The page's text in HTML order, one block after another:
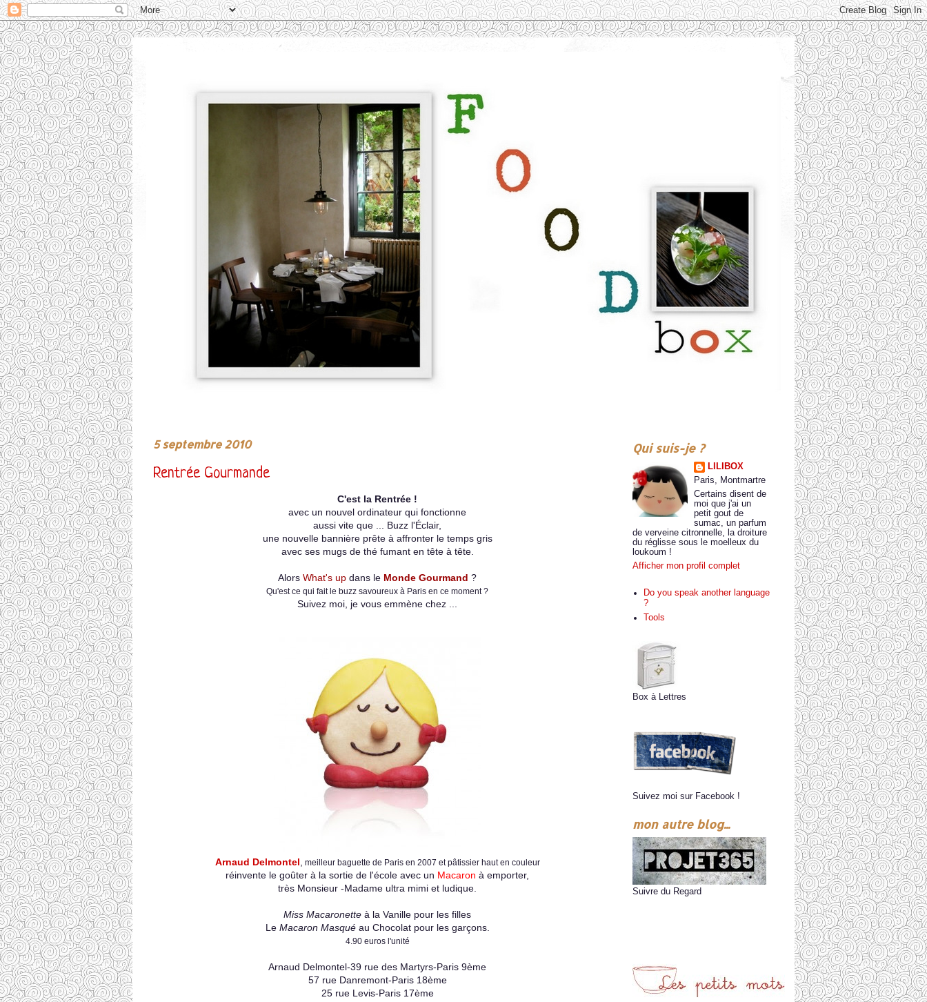
5 septembre 2010
Rentrée Gourmande
C'est la Rentrée !
avec un nouvel ordinateur qui fonctionne
aussi vite que ... Buzz l'Éclair,
une nouvelle bannière prête à affronter le temps gris
avec ses mugs de thé fumant en tête à tête.
Alors What's up dans le Monde Gourmand ?
Qu'est ce qui fait le buzz savoureux à Paris en ce moment ?
Suivez moi, je vous emmène chez ...
Arnaud Delmontel meilleur baguette de Paris en 2007 et pâtissier haut en couleur
réinvente le goûter à la sortie de l'école avec un Macaron à emporter,
très Monsieur -Madame ultra mimi et ludique.
Miss Macaronette à la Vanille pour les filles
Le Macaron Masquéau Chocolat pour les garçons.
4.90 euros l'unité
Arnaud Delmontel-39 rue des Martyrs-Paris 9ème
57 rue Danremont-Paris 18ème
25 rue Levis-Paris 17ème
Qui suis-je ?
LILIBOX
Paris, Montmartre
Certains disent de
moi que j'ai un
petit gout de
sumac, un parfum
de verveine citronnelle, la droiture
du réglisse sous le moelleux du
loukoum !
Afficher mon profil complet
Do you speak another language
?
Tools
Box à Lettres
Suivez moi sur Facebook !
mon autre blog...
Suivre du Regard